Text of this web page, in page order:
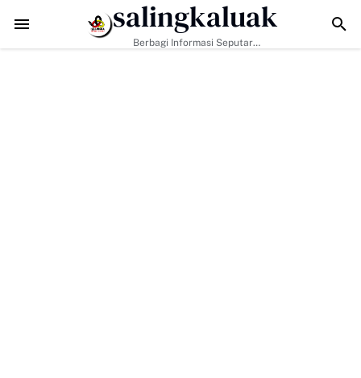
Kodim 0306/50 Kota Nyaris Rampung, Jalan 2,7 Kilometer Tembus
salingkaluak
Berbagi Informasi Seputar